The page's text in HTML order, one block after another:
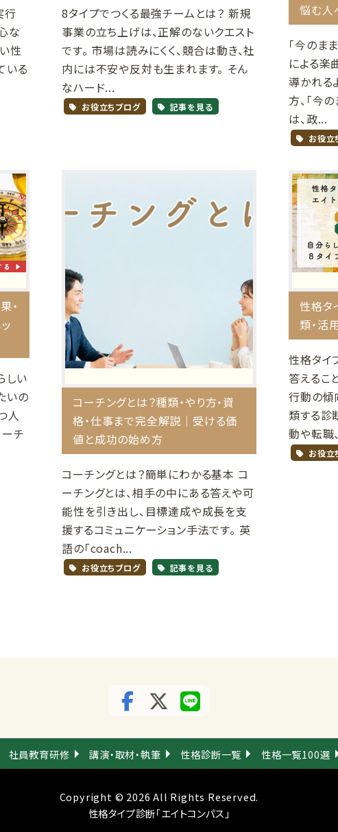
行
な
性
いる
8タイプでつくる最強チームとは？ 新規
事業の立ち上げは、正解のないクエスト
です。 市場は読みにくく、競合は動き、社
内には不安や反対も生まれます。 そん
なハード...
お役立ちブログ 記事を見る
悩む人
「今のま
による楽
導かれる
方、「今
は、政...
お役立
・
しい
いの
人
チ
コーチングとは？種類・やり方・資
格・仕事まで完全解説｜受ける価
値と成功の始め方
コーチングとは？簡単にわかる基本 コ
ーチングとは、相手の中にある答えや可
能性を引き出し、目標達成や成長を支
援するコミュニケーション手法です。 英
語の「coach...
お役立ちブログ 記事を見る
性格タ
類・活
性格タイ
答えるこ
行動の傾
類する診
動や転職
お役立
社員教育研修 講演・取材・執筆 性格診断一覧 性格一覧100選
Copyright © 2026 All Rights Reserved.
性格タイプ診断「エイトコンパス」